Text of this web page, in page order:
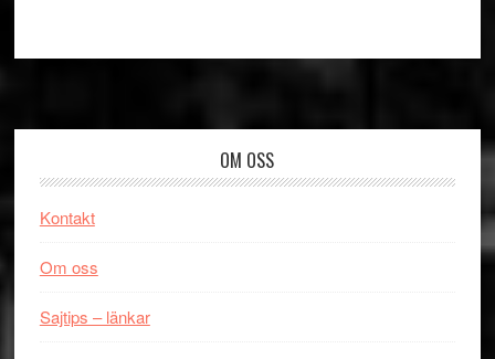
OM OSS
Kontakt
Om oss
Sajtips – länkar